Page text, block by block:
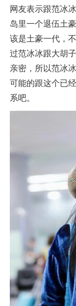
网友表示跟范冰
岛里一个退伍土
该是土豪一代，
过范冰冰跟大胡
亲密，所以范冰
可能的跟这个已
系吧。